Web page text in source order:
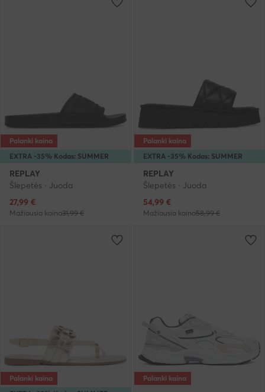
EXTRA -35% Kodas: SUMMER
Palanki kaina
REPLAY
Šlepetės · Juoda
Dabartinė kaina
27,99 €
Mažiausia kaina31,99 €
EXTRA -35% Kodas: SUMMER
Palanki kaina
REPLAY
Šlepetės · Juoda
Dabartinė kaina
54,99 €
Mažiausia kaina58,99 €
Palanki kaina Palanki kaina